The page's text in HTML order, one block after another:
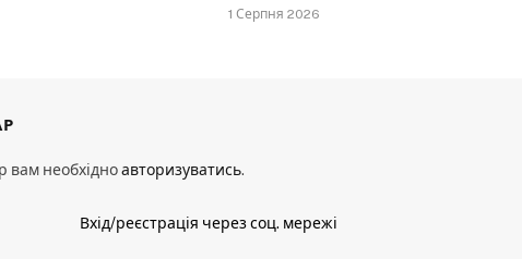
1 Серпня 2026
вам необхідноавторизуватись.
Вхід/реєстрація через соц. мережі